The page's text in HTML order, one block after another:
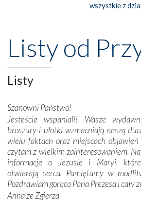
Nasze pielgrzymkowe wyprawy,
wznoszono na chwałę Bożą, na
Opatrznościową pomoc w
niepodległość kraju. Zachwyt budziła
misterna architektura tych
wspaniałe zdobienia, dbałość ich
budowniczych.
Podążyliśmy też śladami
dos Santos oraz świętych Hiacynty
Modliliśmy się przy ich grobach.
Krzyżową w ich rodzinnych
domy, w których żyli.
W miejscu objawień Matki Bożej
wszystkie z
Listy od
Listy
Szanowni Państwo!
Jesteście wspaniali! Wasze
broszury i ulotki wzmacniają naszą
wielu faktach oraz miejscach
czytam z wielkim zainteresowaniem.
informacje o Jezusie i Maryi,
otwierają serca. Pamiętamy w
Pozdrawiam gorąco Pana Prezesa i cały
Anna ze Zgierza